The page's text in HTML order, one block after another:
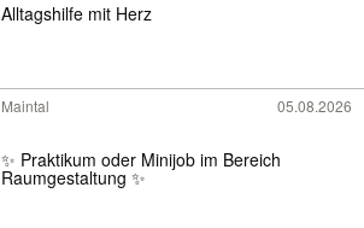
Alltagshilfe mit Herz
Maintal 05.08.2026
✨ Praktikum oder Minijob im Bereich
Raumgestaltung ✨